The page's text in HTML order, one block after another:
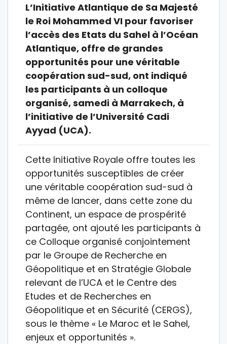
L’Initiative Atlantique de Sa Majesté
le Roi Mohammed VI pour favoriser
l’accès des Etats du Sahel à l’Océan
Atlantique, offre de grandes
opportunités pour une véritable
coopération sud-sud, ont indiqué
les participants à un colloque
organisé, samedi à Marrakech, à
l’initiative de l’Université Cadi
Ayyad (UCA).
Cette Initiative Royale offre toutes les
opportunités susceptibles de créer
une véritable coopération sud-sud à
même de lancer, dans cette zone du
Continent, un espace de prospérité
partagée, ont ajouté les participants à
ce Colloque organisé conjointement
par le Groupe de Recherche en
Géopolitique et en Stratégie Globale
relevant de l’UCA et le Centre des
Etudes et de Recherches en
Géopolitique et en Sécurité (CERGS),
sous le thème « Le Maroc et le Sahel,
enjeux et opportunités ».